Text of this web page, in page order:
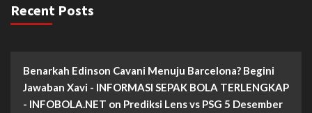
Recent Posts
Benarkah Edinson Cavani Menuju Barcelona? Begini
Jawaban Xavi - INFORMASI SEPAK BOLA TERLENGKAP
- INFOBOLA.NET on Prediksi Lens vs PSG 5 Desember